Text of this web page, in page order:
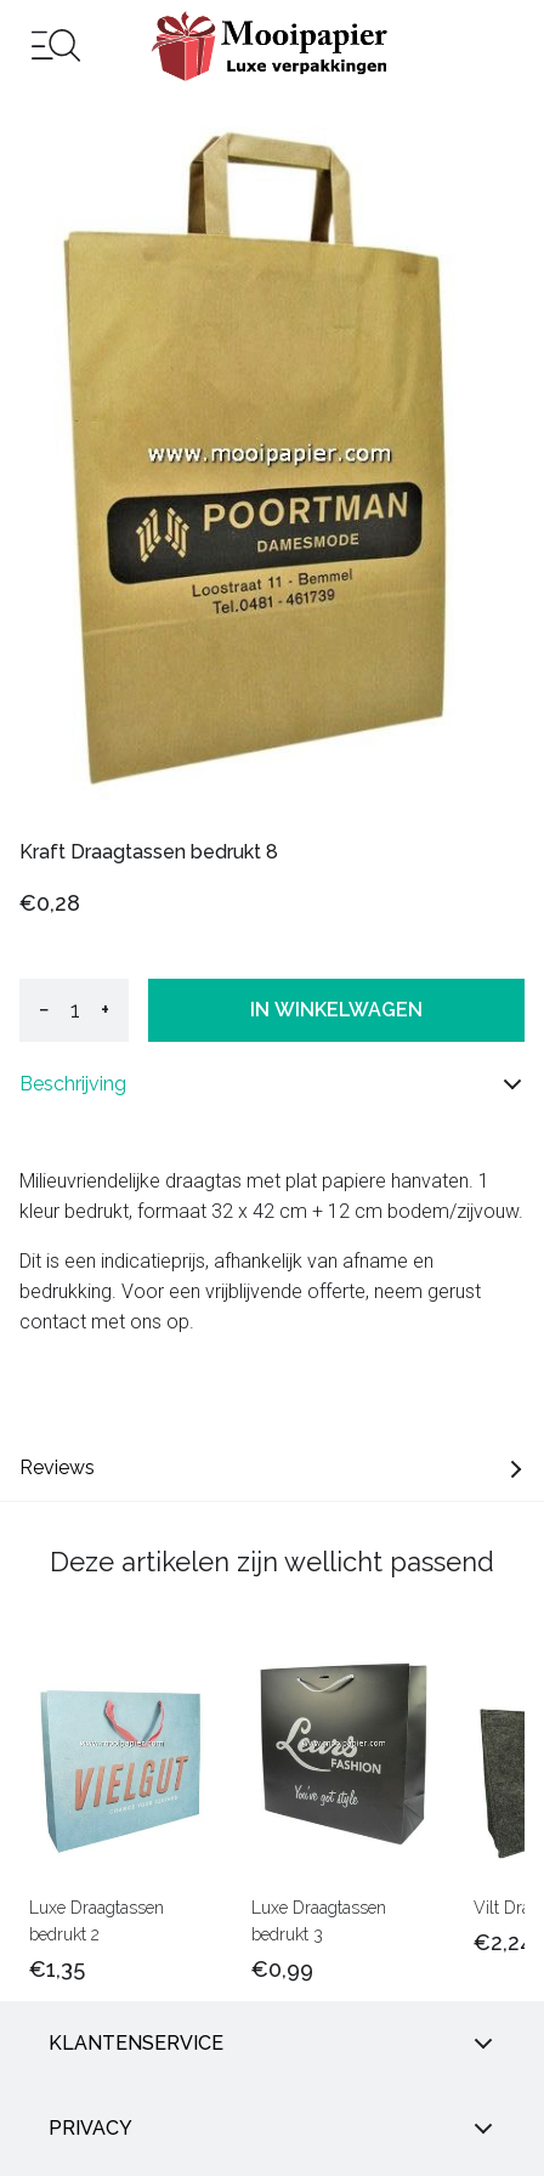
Kraft Draagtassen bedrukt 8
€0,28
− + IN WINKELWAGEN
Beschrijving
Milieuvriendelijke draagtas met plat papiere hanvaten. 1
kleur bedrukt, formaat 32 x 42 cm + 12 cm bodem/zijvouw.
Dit is een indicatieprijs, afhankelijk van afname en
bedrukking. Voor een vrijblijvende offerte, neem gerust
contact met ons op.
Reviews
Deze artikelen zijn wellicht passend
Luxe Draagtassen
bedrukt 2
€1,35
Luxe Draagtassen
bedrukt 3
€0,99
Vilt
€2,24
KLANTENSERVICE
PRIVACY